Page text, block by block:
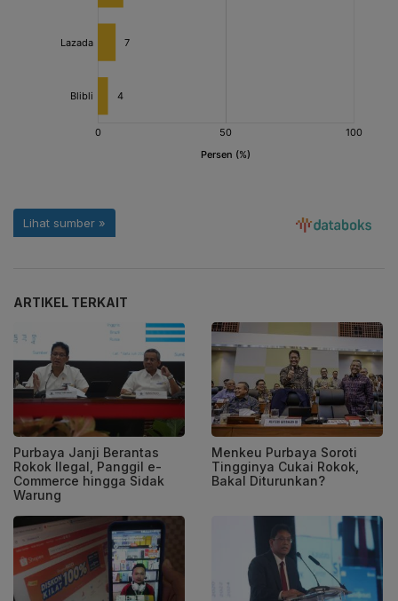
ARTIKEL TERKAIT
Purbaya Janji Berantas
Rokok Ilegal, Panggil e-
Commerce hingga Sidak
Warung
Menkeu Purbaya Soroti
Tingginya Cukai Rokok,
Bakal Diturunkan?